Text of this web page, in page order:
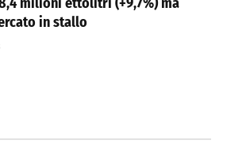
in stallo